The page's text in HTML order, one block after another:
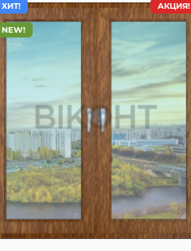
АКЦИЯ!
ХИТ!
NEW!